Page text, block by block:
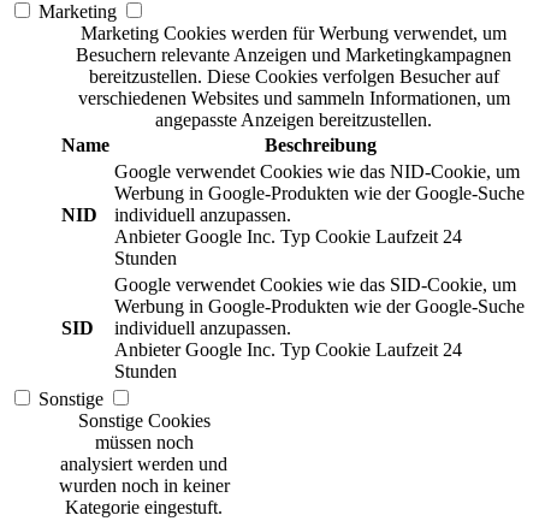
Marketing
Marketing Cookies werden für Werbung verwendet, um
Besuchern relevante Anzeigen und Marketingkampagnen
bereitzustellen. Diese Cookies verfolgen Besucher auf
verschiedenen Websites und sammeln Informationen, um
angepasste Anzeigen bereitzustellen.
Name
Beschreibung
NID
Google verwendet Cookies wie das NID-Cookie, um
Werbung in Google-Produkten wie der Google-Suche
individuell anzupassen.
Anbieter Google Inc. Typ Cookie Laufzeit 24
Stunden
SID
Google verwendet Cookies wie das SID-Cookie, um
Werbung in Google-Produkten wie der Google-Suche
individuell anzupassen.
Anbieter Google Inc. Typ Cookie Laufzeit 24
Stunden
Sonstige
Sonstige Cookies
müssen noch
analysiert werden und
wurden noch in keiner
Kategorie eingestuft.